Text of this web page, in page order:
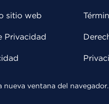
sitio web
Privacidad
nueva ventana del navegador.